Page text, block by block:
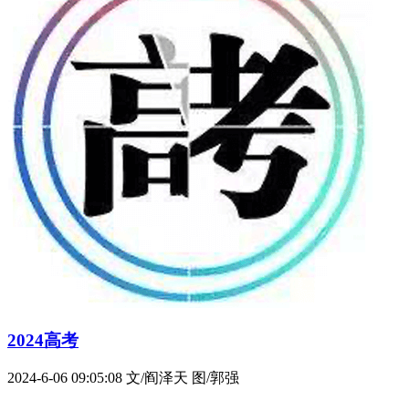
2024高考
2024-6-06 09:05:08 文/阎泽天 图/郭强